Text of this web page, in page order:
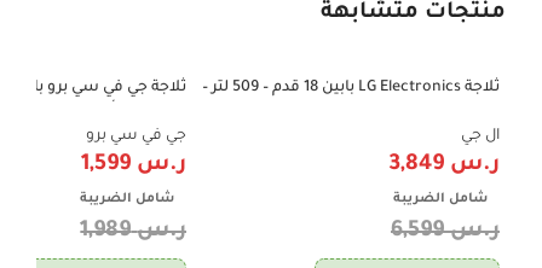
منتجات متشابهة
-42%
ثلاجة LG Electronics بابين 18 قدم – 509 لتر –
ال جي
ر.س
شامل الضريبة
ر.س6,599
-20%
جي في سي برو
ر.س
شامل الضريبة
ر.س1,989